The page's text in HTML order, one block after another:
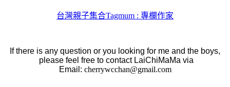
台灣親子集合Tagmum : 專欄作家
If there is any question or you looking for me and the boys,
please feel free to contact LaiChiMaMa via
Email: cherrywcchan@gmail.com